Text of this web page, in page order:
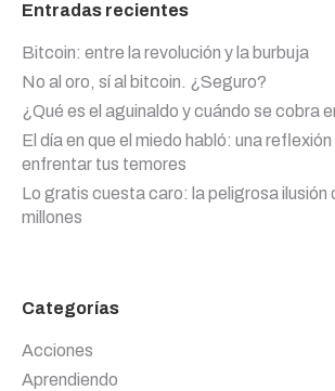
Entradas recientes
Bitcoin: entre la revolución y la burbuja
No al oro, sí al bitcoin. ¿Seguro?
¿Qué es el aguinaldo y cuándo se cobra
El día en que el miedo habló: una
enfrentar tus temores
Lo gratis cuesta caro: la peligrosa ilusión
millones
Categorías
Acciones
Aprendiendo